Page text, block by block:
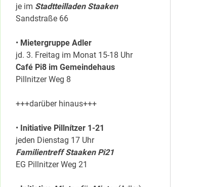
je im Stadtteilladen Staaken
Sandstraße 66
• Mietergruppe Adler
jd. 3. Freitag im Monat 15-18 Uhr
Café Pi8 im Gemeindehaus
Pillnitzer Weg 8
+++darüber hinaus+++
• Initiative Pillnítzer 1-21
jeden Dienstag 17 Uhr
Familientreff Staaken Pi21
EG Pillnitzer Weg 21